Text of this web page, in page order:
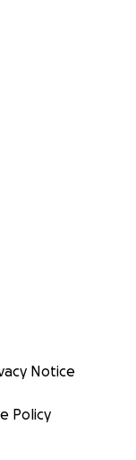
Notice
Policy